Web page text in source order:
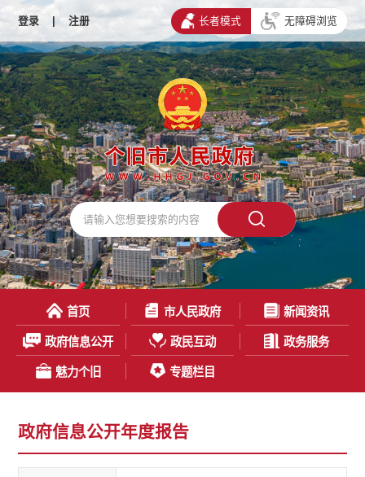
登录 | 注册 长者模式 无障碍浏览
首页 市人民政府 新闻资讯
政府信息公开 政民互动 政务服务
魅力个旧 专题栏目
政府信息公开年度报告